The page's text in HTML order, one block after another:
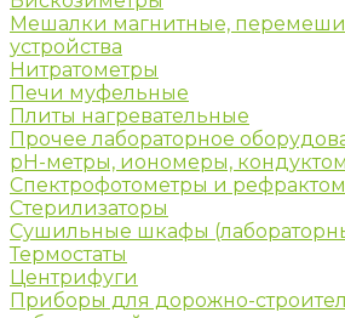
Мешалки магнитные,
устройства
Нитратометры
Печи муфельные
Плиты нагревательные
Прочее лабораторное
рН-метры, иономеры,
Спектрофотометры и
Стерилизаторы
Сушильные шкафы
Термостаты
Центрифуги
Приборы для дорожно-